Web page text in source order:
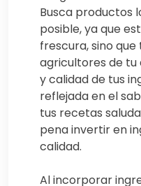
Busca productos
posible, ya que
frescura, sino
agricultores de tu
y calidad de tus
reflejada en el
tus recetas
pena invertir en
calidad.
Al incorporar